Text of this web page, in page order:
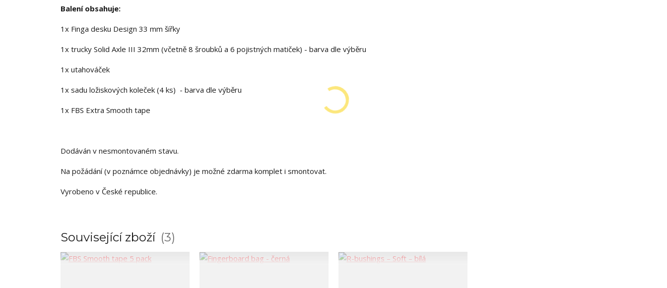
Balení obsahuje:
1x Finga desku Design 33 mm šířky
1x trucky Solid Axle III 32mm (včetně 8 šroubků a 6 pojistných matiček) - barva dle výběru
1x utahováček
1x sadu ložiskových koleček (4 ks) - barva dle výběru
1x FBS Extra Smooth tape
Dodáván v nesmontovaném stavu.
Na požádání (v poznámce objednávky) je možné zdarma komplet i smontovat.
Vyrobeno v České republice.
Související zboží 3